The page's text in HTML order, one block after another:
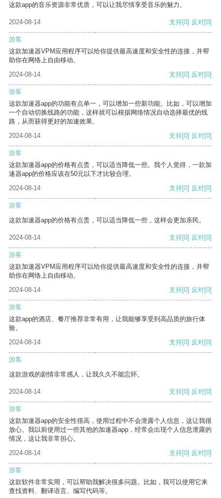
这款app的音乐资源非常优质，可以让我尽情享受音乐的魅力。
2024-08-14 支持[0] 反对[0]
游客
这款加速器VPM应用程序可以给你提供最高速度和安全性的连接，并帮
助你在网络上自由移动。
2024-08-14
支持[0] 反对[0]
游客
这款加速器app的功能有点单一，可以增加一些新功能。比如，可以增加
一个自动切换线路的功能，这样就可以根据网络情况自动选择最优的线
路，从而获得更好的加速效果。
2024-08-14
支持[0] 反对[0]
游客
这款加速器app的价格有点贵，可以适当降低一些。我个人觉得，一款加
速器app的价格应该在50元以下才比较合理。
2024-08-14
支持[0] 反对[0]
游客
这款加速器app的价格有点贵，可以适当降低一些，这样会更加亲民。
2024-08-14 支持[0] 反对[0]
游客
这款加速器VPM应用程序可以给你提供最高速度和安全性的连接，并帮
助你在网络上自由移动。
2024-08-14
支持[0] 反对[0]
游客
这款app的酒店、餐厅推荐非常有用，让我能够享受到高品质的旅行体
验。
2024-08-14
支持[0] 反对[0]
游客
这款游戏的剧情非常感人，让我久久不能忘怀。
2024-08-14 支持[0] 反对[0]
游客
这款加速器app的安全性很高，使用过程中不会泄露个人信息，这让我很
放心。我以前使用过一些其他的加速器app，经常会出现个人信息泄露的
情况，这让我非常担心。
2024-08-14
支持[0] 反对[0]
游客
这款软件非常实用，可以帮助我解决很多问题。比如，我可以使用它来
查找资料、翻译语言、编写代码等。